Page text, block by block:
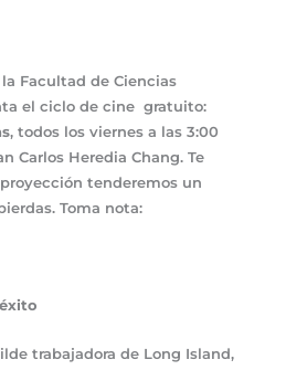
Facultad de Ciencias
el ciclo de cine gratuito:
, todos los viernes a las 3:00
Carlos Heredia Chang. Te
tenderemos un
Toma nota:
trabajadora de Long Island,